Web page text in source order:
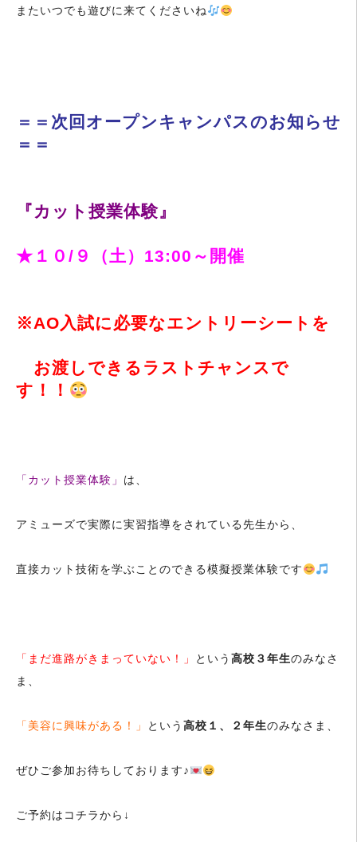
またいつでも遊びに来てくださいね
＝＝次回オープンキャンパスのお知らせ
＝＝
『カット授業体験』
★１０/９（土）13:00～開催
※AO入試に必要なエントリーシートを
お渡しできるラストチャンスで
す！！
「カット授業体験」 は、
アミューズで実際に実習指導をされている先生から、
直接カット技術を学ぶことのできる模擬授業体験です
「まだ進路がきまっていない！」 という 高校３年生のみなさ
ま、
「美容に興味がある！」 という 高校１、２年生のみなさま、
ぜひご参加お待ちしております♪
ご予約はコチラから↓